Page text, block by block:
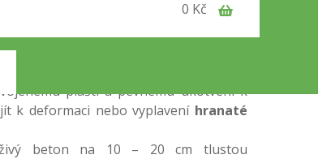
0 Kč
2m3 (2000 litrů)je určená
je vyrobena ze dvou 100%
plášti a pevnému ukotvení k
k deformaci nebo vyplavení hranaté
beton na 10 – 20 cm tlustou